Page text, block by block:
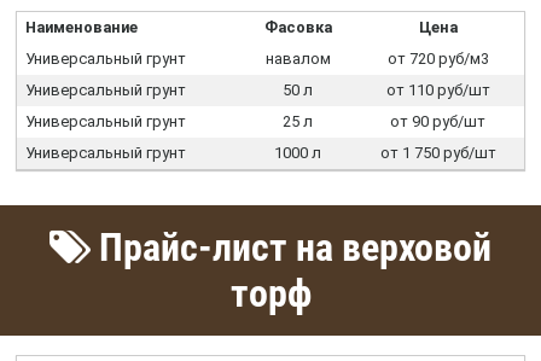
Наименование Фасовка
Цена
Универсальный грунт
навалом
от 720 руб/м3
Универсальный грунт
50 л
от 110 руб/шт
Универсальный грунт
25 л
от 90 руб/шт
Универсальный грунт
1000 л от 1 750 руб/шт
Прайс-лист на верховой
торф